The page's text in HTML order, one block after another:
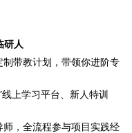
研人
制带教计划，带领你进阶专
上学习平台、新人特训
师，全流程参与项目实践经